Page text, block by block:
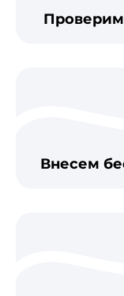
Проверим
Внесем